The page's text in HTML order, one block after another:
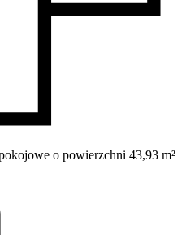
o powierzchni 43,93 m²